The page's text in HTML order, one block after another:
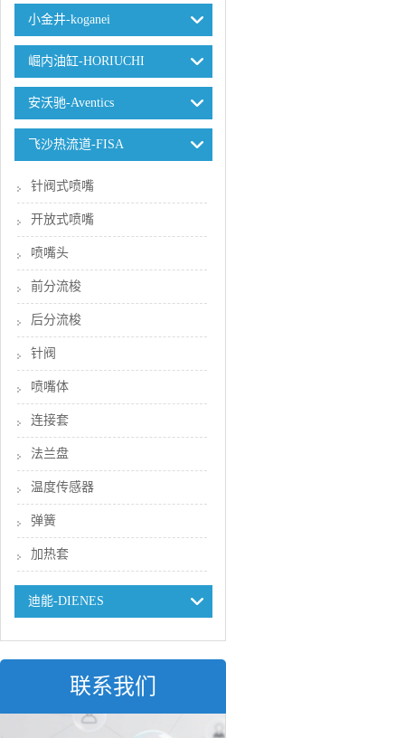
小金井-koganei
崛内油缸-HORIUCHI
安沃驰-Aventics
飞沙热流道-FISA
针阀式喷嘴
开放式喷嘴
喷嘴头
前分流梭
后分流梭
针阀
喷嘴体
连接套
法兰盘
温度传感器
弹簧
加热套
迪能-DIENES
联系我们